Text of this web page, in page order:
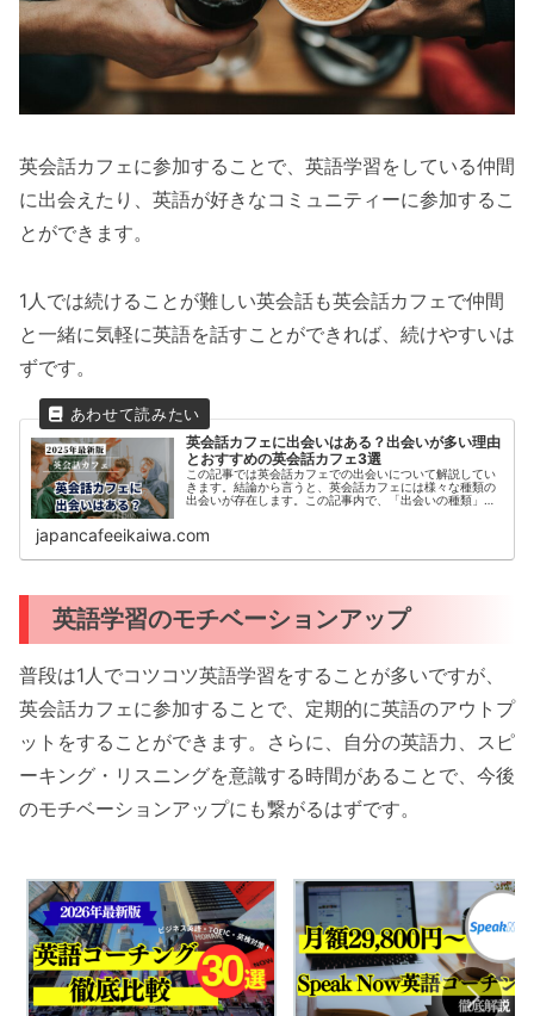
英会話カフェに参加することで、英語学習をしている仲間
に出会えたり、英語が好きなコミュニティーに参加するこ
とができます。
1人では続けることが難しい英会話も英会話カフェで仲間
と一緒に気軽に英語を話すことができれば、続けやすいは
ずです。
英会話カフェに出会いはある？出会いが多い理由
とおすすめの英会話カフェ3選
この記事では英会話カフェでの出会いについて解説してい
きます。結論から言うと、英会話カフェには様々な種類の
出会いが存在します。この記事内で、「出会いの種類」と
japancafeeikaiwa.com
英語学習のモチベーションアップ
普段は1人でコツコツ英語学習をすることが多いですが、
英会話カフェに参加することで、定期的に英語のアウトプ
ットをすることができます。さらに、自分の英語力、スピ
ーキング・リスニングを意識する時間があることで、今後
のモチベーションアップにも繋がるはずです。